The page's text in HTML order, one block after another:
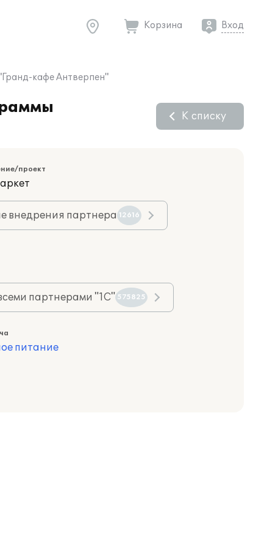
Корзина Вход
кафе Антверпен"
К списку
проект
внедрения партнера 12616
партнерами "1С" 575825
питание